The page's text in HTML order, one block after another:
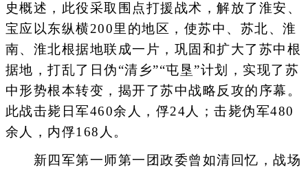
史概述，此役采取围点打援战术，解放了淮安、
宝应以东纵横200里的地区，使苏中、苏北、淮
南、淮北根据地联成一片，巩固和扩大了苏中根
据地，打乱了日伪“清乡”“屯垦”计划，实现了苏
中形势根本转变，揭开了苏中战略反攻的序幕。
此战击毙日军460余人，俘24人；击毙伪军480
余人，内俘168人。
新四军第一师第一团政委曾如清回忆，战场